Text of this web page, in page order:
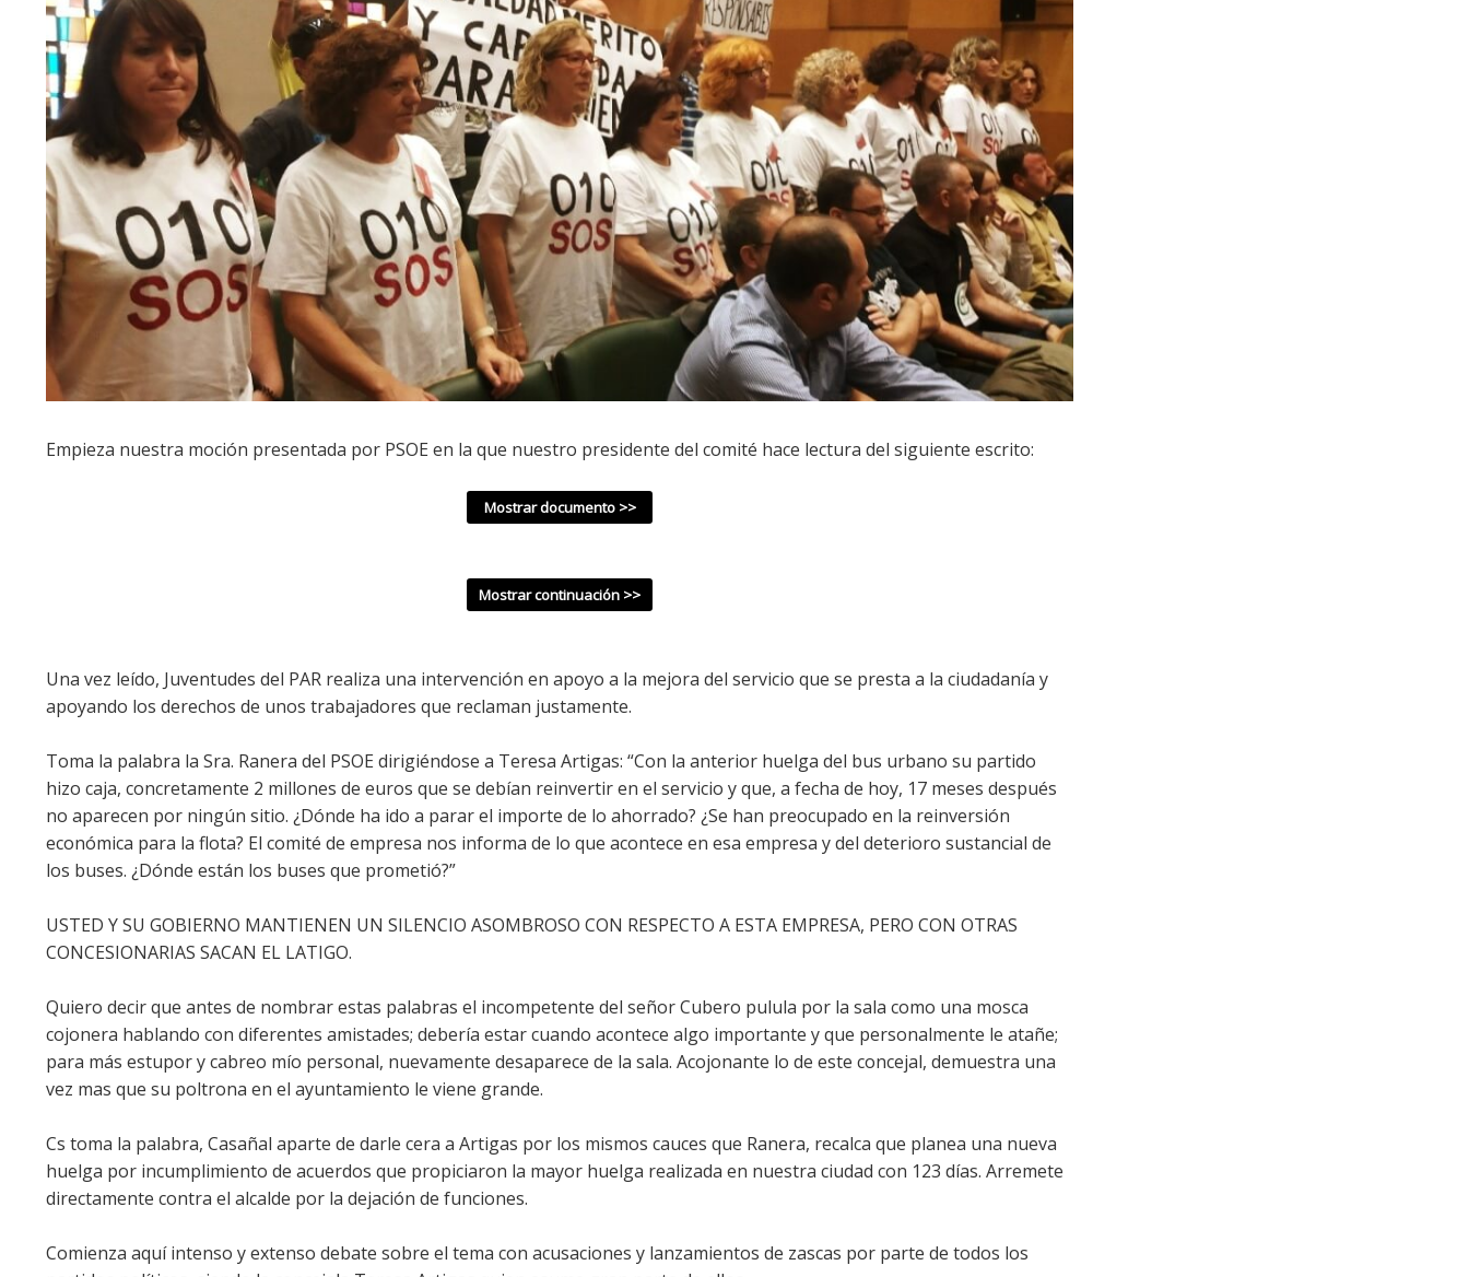
Empieza nuestra moción presentada por PSOE en la que nuestro presidente del comité hace lectura del siguiente escrito:
Una vez leído, Juventudes del PAR realiza una intervención en apoyo a la mejora del servicio que se presta a la ciudadanía y
apoyando los derechos de unos trabajadores que reclaman justamente.
Toma la palabra la Sra. Ranera del PSOE dirigiéndose a Teresa Artigas: “Con la anterior huelga del bus urbano su partido
hizo caja, concretamente 2 millones de euros que se debían reinvertir en el servicio y que, a fecha de hoy, 17 meses después
no aparecen por ningún sitio. ¿Dónde ha ido a parar el importe de lo ahorrado? ¿Se han preocupado en la reinversión
económica para la flota? El comité de empresa nos informa de lo que acontece en esa empresa y del deterioro sustancial de
los buses. ¿Dónde están los buses que prometió?”
USTED Y SU GOBIERNO MANTIENEN UN SILENCIO ASOMBROSO CON RESPECTO A ESTA EMPRESA, PERO CON OTRAS
CONCESIONARIAS SACAN EL LATIGO.
Quiero decir que antes de nombrar estas palabras el incompetente del señor Cubero pulula por la sala como una mosca
cojonera hablando con diferentes amistades; debería estar cuando acontece algo importante y que personalmente le atañe;
para más estupor y cabreo mío personal, nuevamente desaparece de la sala. Acojonante lo de este concejal, demuestra una
vez mas que su poltrona en el ayuntamiento le viene grande.
Cs toma la palabra, Casañal aparte de darle cera a Artigas por los mismos cauces que Ranera, recalca que planea una nueva
huelga por incumplimiento de acuerdos que propiciaron la mayor huelga realizada en nuestra ciudad con 123 días. Arremete
directamente contra el alcalde por la dejación de funciones.
Comienza aquí intenso y extenso debate sobre el tema con acusaciones y lanzamientos de zascas por parte de todos los